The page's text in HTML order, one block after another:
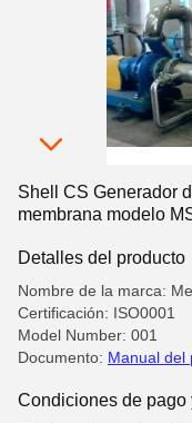
Shell CS Generador
membrana modelo
Detalles del producto
Nombre de la marca:
Certificación: ISO0001
Model Number: 001
Documento: Manual del
Condiciones de pago